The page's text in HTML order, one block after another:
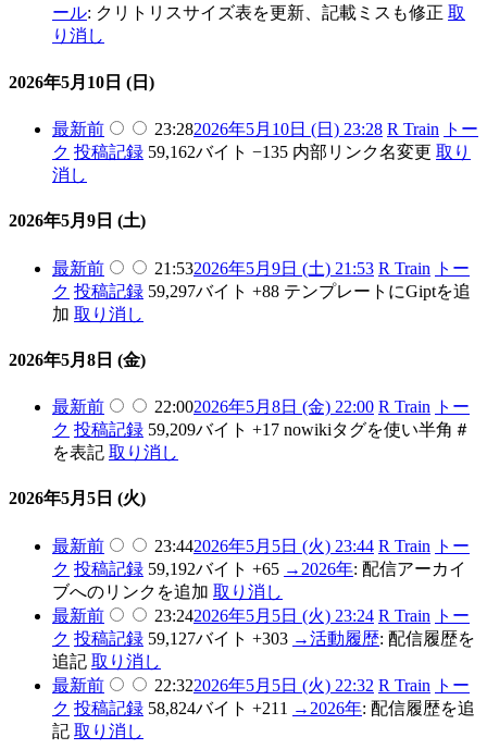
ール: クリトリスサイズ表を更新、記載ミスも修正 取
り消し
2026年5月10日 (日)
最新前 23:282026年5月10日 (日) 23:28 R Train
トー
ク 投稿記録 59,162バイト −135 内部リンク名変更 取り
消し
2026年5月9日 (土)
最新前 21:532026年5月9日 (土) 21:53 R Train
トー
ク 投稿記録 59,297バイト +88 テンプレートにGiptを追
加 取り消し
2026年5月8日 (金)
最新前 22:002026年5月8日 (金) 22:00 R Train
トー
ク 投稿記録 59,209バイト +17 nowikiタグを使い半角＃
を表記 取り消し
2026年5月5日 (火)
最新前 23:442026年5月5日 (火) 23:44 R Train
トー
ク 投稿記録 59,192バイト +65 → 2026年: 配信アーカイ
ブへのリンクを追加 取り消し
最新前 23:242026年5月5日 (火) 23:24 R Train
トー
ク 投稿記録 59,127バイト +303 →活動履歴: 配信履歴を
追記 取り消し
最新前 22:322026年5月5日 (火) 22:32 R Train
トー
ク 投稿記録 58,824バイト +211 → 2026年: 配信履歴を追
記 取り消し